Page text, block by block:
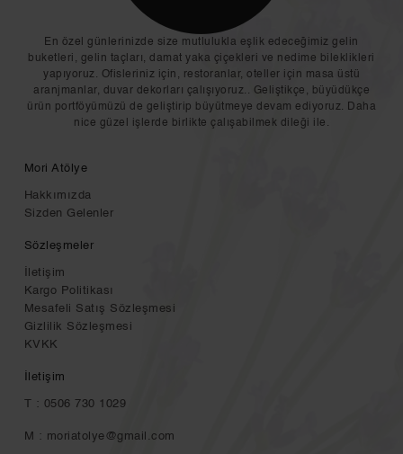
En özel günlerinizde size mutlulukla eşlik edeceğimiz gelin
buketleri, gelin taçları, damat yaka çiçekleri ve nedime bileklikleri
yapıyoruz. Ofisleriniz için, restoranlar, oteller için masa üstü
aranjmanlar, duvar dekorları çalışıyoruz.. Geliştikçe, büyüdükçe
ürün portföyümüzü de geliştirip büyütmeye devam ediyoruz. Daha
nice güzel işlerde birlikte çalışabilmek dileği ile.
Mori Atölye
Hakkımızda
Sizden Gelenler
Sözleşmeler
İletişim
Kargo Politikası
Mesafeli Satış Sözleşmesi
Gizlilik Sözleşmesi
KVKK
İletişim
T : 0506 730 1029
M : moriatolye@gmail.com